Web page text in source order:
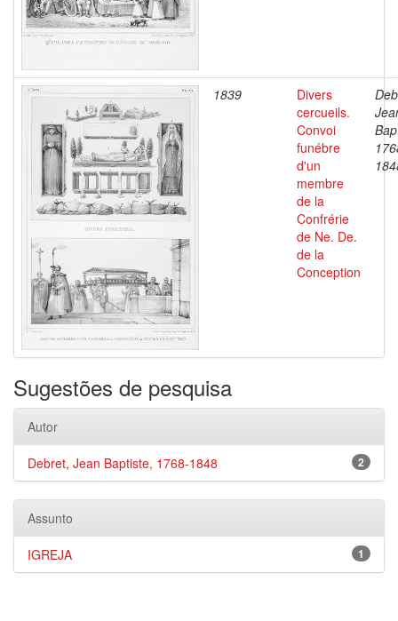
1839
Divers
cercueils.
Convoi
funébre
d'un
membre
de la
Confrérie
de Ne. De.
de la
Conception
Sugestões de pesquisa
Autor
2
Debret, Jean Baptiste, 1768-1848
Assunto
1
IGREJA